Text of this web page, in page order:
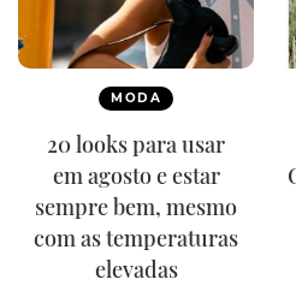
MODA
20 looks para usar
em agosto e estar
sempre bem, mesmo
com as temperaturas
elevadas